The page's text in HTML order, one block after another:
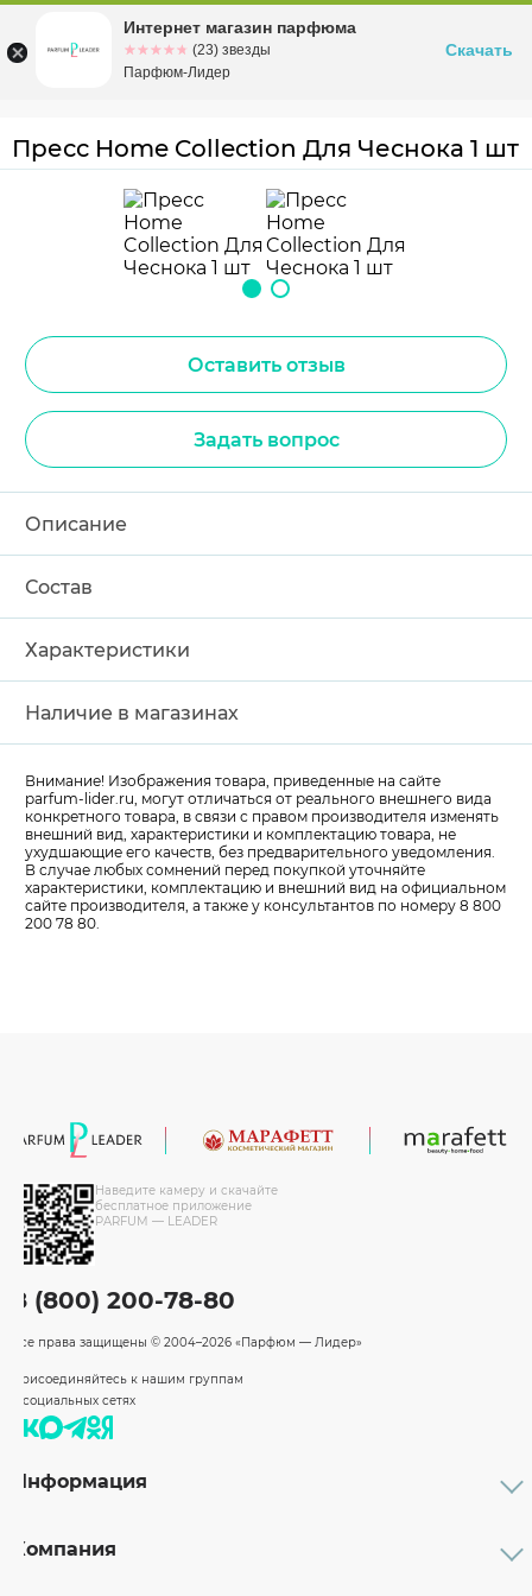
Омскул. Заозерная, 11, к. 1
Пресс Home Collection Для Чеснока 1 шт
Оставить отзыв
Задать вопрос
Описание
Состав
Характеристики
Наличие в магазинах
Внимание! Изображения товара, приведенные на сайте
parfum-lider.ru, могут отличаться от реального внешнего вида
конкретного товара, в связи с правом производителя изменять
внешний вид, характеристики и комплектацию товара, не
ухудшающие его качеств, без предварительного уведомления.
В случае любых сомнений перед покупкой уточняйте
характеристики, комплектацию и внешний вид на официальном
сайте производителя, а также у консультантов по номеру 8 800
200 78 80.
Наведите камеру и скачайте
бесплатное приложение
PARFUM — LEADER
8 (800) 200-78-80
Все права защищены © 2004–2026 «Парфюм — Лидер»
Присоединяйтесь к нашим группам
в социальных сетях
Информация
Бренды
Компания
Интернет магазин парфюма
☆☆☆☆☆
★★★★★ (23) звезды
Парфюм-Лидер
Скачать